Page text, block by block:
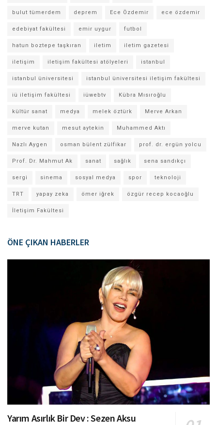
bulut tümerdem deprem Ece Özdemir ece özdemir
edebiyat fakültesi emir uygur futbol
hatun boztepe taşkıran iletim iletim gazetesi
iletişim iletişim fakültesi atölyeleri istanbul
istanbul üniversitesi istanbul üniversitesi iletişim fakültesi
iü iletişim fakültesi iüwebtv Kübra Mısıroğlu
kültür sanat medya melek öztürk Merve Arkan
merve kutan mesut aytekin Muhammed Aktı
Nazlı Aygen osman bülent zülfikar prof. dr. ergün yolcu
Prof. Dr. Mahmut Ak sanat sağlık sena sandıkçı
sergi sinema sosyal medya spor teknoloji
TRT yapay zeka ömer iğrek özgür recep kocaoğlu
İletişim Fakültesi
ÖNE ÇIKAN HABERLER
Yarım Asırlık Bir Dev : Sezen Aksu